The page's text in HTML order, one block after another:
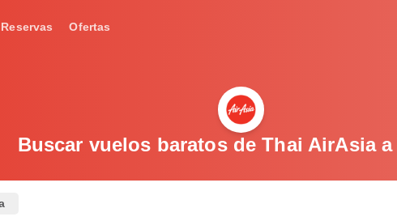
Reservas Ofertas
Buscar vuelos baratos de Thai AirAsia